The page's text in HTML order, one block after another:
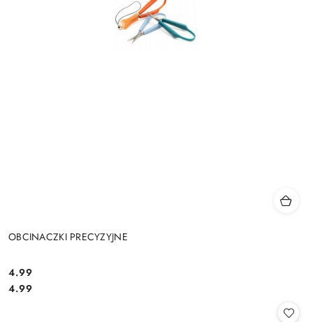
OBCINACZKI PRECYZYJNE
Cena:
4.99
Cena:
4.99